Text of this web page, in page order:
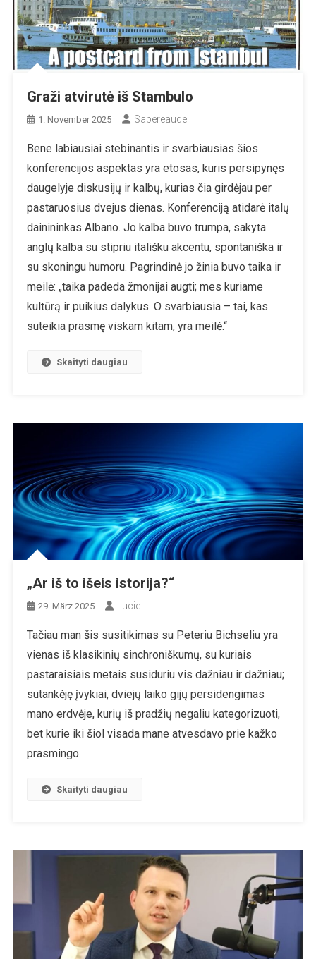
Graži atvirutė iš Stambulo
1. November 2025 Sapereaude
Bene labiausiai stebinantis ir svarbiausias šios
konferencijos aspektas yra etosas, kuris persipynęs
daugelyje diskusijų ir kalbų, kurias čia girdėjau per
pastaruosius dvejus dienas. Konferenciją atidarė italų
dainininkas Albano. Jo kalba buvo trumpa, sakyta
anglų kalba su stipriu itališku akcentu, spontaniška ir
su skoningu humoru. Pagrindinė jo žinia buvo taika ir
meilė: „taika padeda žmonijai augti; mes kuriame
kultūrą ir puikius dalykus. O svarbiausia – tai, kas
suteikia prasmę viskam kitam, yra meilė.“
Skaityti daugiau
„Ar iš to išeis istorija?“
29. März 2025 Lucie
Tačiau man šis susitikimas su Peteriu Bichseliu yra
vienas iš klasikinių sinchroniškumų, su kuriais
pastaraisiais metais susiduriu vis dažniau ir dažniau;
sutankėję įvykiai, dviejų laiko gijų persidengimas
mano erdvėje, kurių iš pradžių negaliu kategorizuoti,
bet kurie iki šiol visada mane atvesdavo prie kažko
prasmingo.
Skaityti daugiau